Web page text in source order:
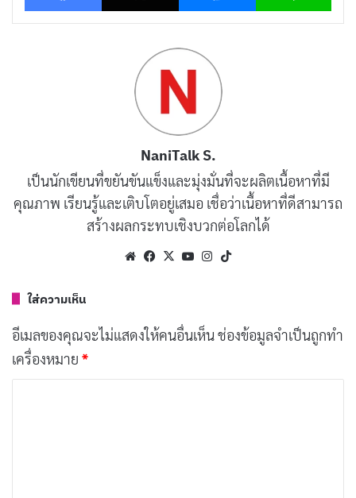
คือส่วนของบุคลิกภาพที่ทำหน้าที่เป็น “ตัวกลาง”
ระหว่าง Id (ความต้องการพื้นฐานและสัญชาตญาณ) กับ
Superego (จิตสำนึกและหลักศีลธรรม) อีโก้เป็นส่วนที่รับรู้
ความเป็นจริง ประเมินสถานการณ์ และตัดสินใจว่าจะ
กระทำอย่างไรให้เหมาะสมกับบริบทของสังคม มันคือ “ตัว
ตน” ที่เราสัมผัสได้ในชีวิตประจำวัน ทั้งการคิด การวางแผน
และการแก้ปัญหา
เมื่ออีโก้ทำงานได้ดี เราจะสามารถควบคุมอารมณ์ ตัดสินใจ
แต่เมื่ออีโก้ไม่สมดุล ไม่ว่าจะต่ำเกินไปหรือสูงเกินไป ก็อาจ
ทำให้เกิดปัญหาในการใช้ชีวิตและสร้างความสัมพันธ์กับผู้
อื่นได้
NaniTalk S.
เป็นนักเขียนที่ขยันขันแข็งและมุ่งมั่นที่จะผลิตเนื้อหาที่มี
คุณภาพ เรียนรู้และเติบโตอยู่เสมอ เชื่อว่าเนื้อหาที่ดีสามารถ
สร้างผลกระทบเชิงบวกต่อโลกได้
WebsiteFacebook
X YouTubeInstagram
ใส่ความเห็น
อีเมลของคุณจะไม่แสดงให้คนอื่นเห็น ช่องข้อมูลจำเป็นถูกทำ
เครื่องหมาย *